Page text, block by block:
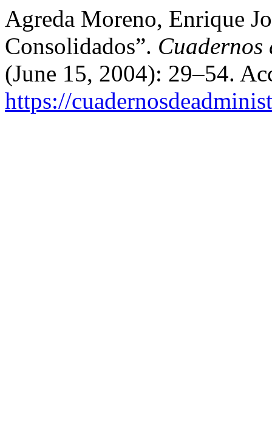
Agreda Moreno, Enrique
Consolidados”.
(June 15, 2004): 29–54.
https://